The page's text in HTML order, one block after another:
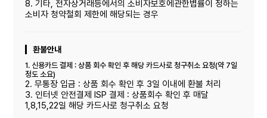
8. 기타, 전자상거래등에서의 소비자보호에관한볍률이 정하는
소비자 청약철회 제한에 해당되는 경우
환불안내
1. 신용카드 결제 : 상품 회수 확인 후 해당 카드사로 청구취소 요청(약 7일
정도 소요)
2. 무통장 입금 : 상품 회수 확인 후 3일 이내에 환불 처리
3. 인터넷 안전결제 ISP 결제 : 상품회수 확인 후 매달
1,8,15,22일 해당 카드사로 청구취소 요청